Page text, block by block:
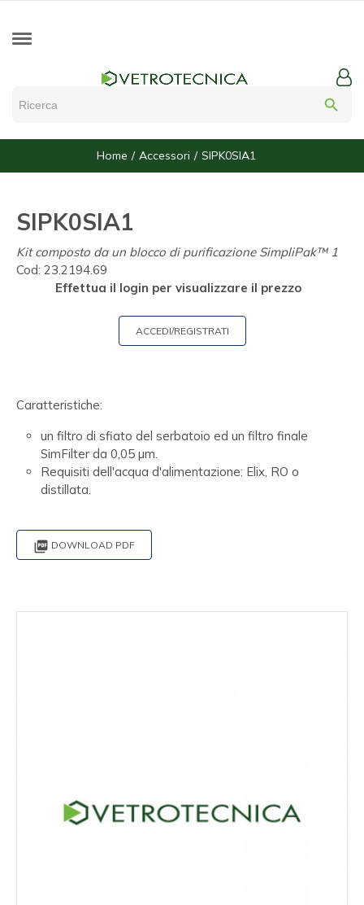
search
Home Accessori SIPK0SIA1
SIPK0SIA1
Kit composto da un blocco di purificazione SimpliPak™ 1
Cod: 23.2194.69
Effettua il login per visualizzare il prezzo
ACCEDI/REGISTRATI
Caratteristiche:
un filtro di sfiato del serbatoio ed un filtro finale
SimFilter da 0,05 µm.
Requisiti dell'acqua d'alimentazione: Elix, RO o
distillata.
 DOWNLOAD PDF